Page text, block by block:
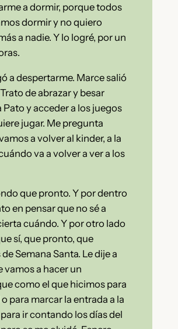
a dormir, porque todos
dormir y no quiero
a nadie. Y lo logré, por un
a despertarme. Marce salió
de abrazar y besar
Pato y acceder a los juegos
jugar. Me pregunta
a volver al kinder, a la
va a volver a ver a los
que pronto. Y por dentro
en pensar que no sé a
cuándo. Y por otro lado
sí, que pronto, que
Semana Santa. Le dije a
vamos a hacer un
como el que hicimos para
para marcar la entrada a la
ir contando los días del